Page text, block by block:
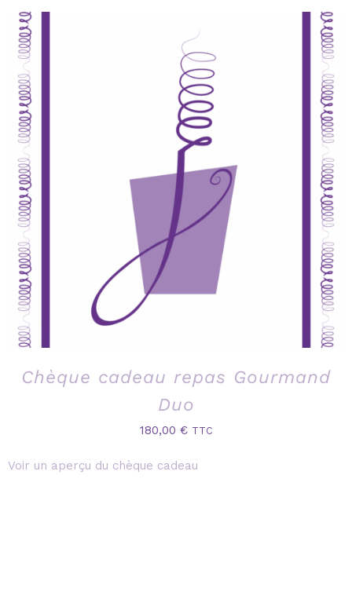
Chèque cadeau repas Gourmand
Duo
180,00 € TTC
Voir un aperçu du chèque cadeau